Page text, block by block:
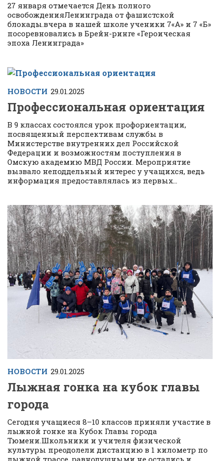
27 января отмечается День полного
освобожденияЛенинграда от фашистской
блокады.вчера в нашей школе ученики 7«А» и 7 «Б»
посоревновались в Брейн-ринге «Героическая
эпоха Ленинграда»
НОВОСТИ 29.01.2025
Профессиональная ориентация
В 9 классах состоялся урок профориентации,
посвященный перспективам службы в
Министерстве внутренних дел Российской
Федерации и возможностям поступления в
Омскую академию МВД России. Мероприятие
вызвало неподдельный интерес у учащихся, ведь
информация предоставлялась из первых...
НОВОСТИ 29.01.2025
Лыжная гонка на кубок главы
города
Сегодня учащиеся 8–10 классов приняли участие в
лыжной гонке на Кубок Главы города
Тюмени.Школьники и учителя физической
культуры преодолели дистанцию в 1 километр по